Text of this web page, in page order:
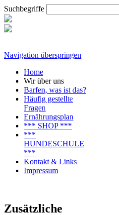
Suchbegriffe
Navigation überspringen
Home
Wir über uns
Barfen, was ist das?
Häufig gestellte
Fragen
Ernährungsplan
*** SHOP ***
***
HUNDESCHULE
***
Kontakt & Links
Impressum
Zusätzliche